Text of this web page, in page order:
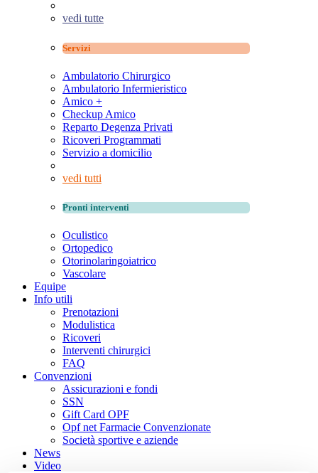
vedi tutte
Servizi
Ambulatorio Chirurgico
Ambulatorio Infermieristico
Amico +
Checkup Amico
Reparto Degenza Privati
Ricoveri Programmati
Servizio a domicilio
vedi tutti
Pronti interventi
Oculistico
Ortopedico
Otorinolaringoiatrico
Vascolare
Equipe
Info utili
Prenotazioni
Modulistica
Ricoveri
Interventi chirurgici
FAQ
Convenzioni
Assicurazioni e fondi
SSN
Gift Card OPF
Opf net Farmacie Convenzionate
Società sportive e aziende
News
Video